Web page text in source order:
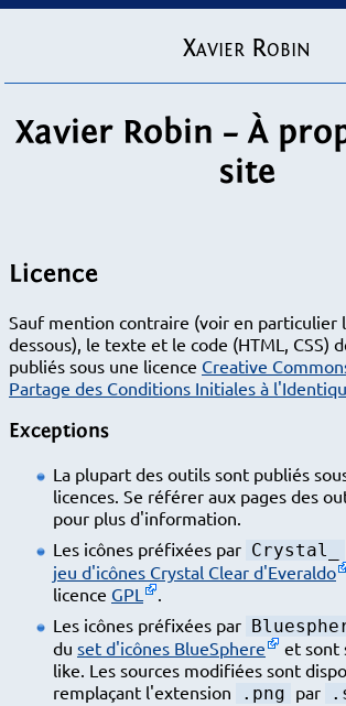
Xavier Robin
Xavier Robin – À
site
Licence
Sauf mention contraire (voir en particulier
dessous), le texte et le code (HTML, CSS)
publiés sous une licence Creative
Partage des Conditions Initiales à
Exceptions
La plupart des outils sont publiés
licences. Se référer aux pages des
pour plus d'information.
Les icônes préfixées par Crystal_
jeu d'icônes Crystal Clear d'Everaldo
licence GPL
.
Les icônes préfixées par
du set d'icônes BlueSphere
et sont
like. Les sources modifiées sont
remplaçant l'extension
.png par